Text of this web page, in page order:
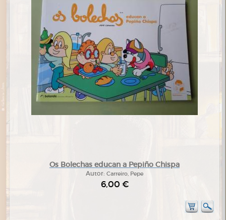
Os Bolechas educan a Pepiño Chispa
Autor: Carreiro, Pepe
6,00 €